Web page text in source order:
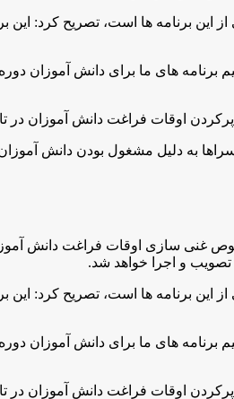
و فعالیت 500 پژوهش سرای فعال در تابستان بخشی از این
برنامه های ما برای دانش آموزان
اوقات فراغت دانش آموزان در
دارند، افزود: این پژوهش سراها به دلیل مشغول
غنی سازی اوقات فراغت دانش
و اجرا خواهد شد.
و فعالیت 500 پژوهش سرای فعال در تابستان بخشی از این
برنامه های ما برای دانش آموزان
اوقات فراغت دانش آموزان در